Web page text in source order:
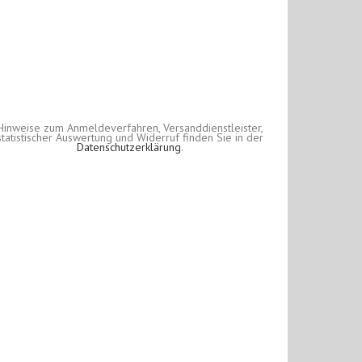
zum Anmeldeverfahren, Versanddienstleister,
Auswertung und Widerruf finden Sie in der
Datenschutzerklärung.